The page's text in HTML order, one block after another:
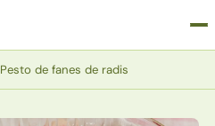
Pesto de fanes de radis